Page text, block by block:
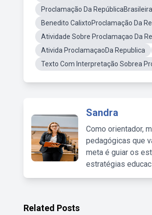
Proclamação Da RepúblicaBrasileira
Benedito CalixtoProclamação Da
Atividade Sobre Proclamaçao Da
Ativida ProclamaçaoDa Republica
Texto Com Interpretação Sobrea
Sandra
Como orientador,
pedagógicas que
meta é guiar os
estratégias
Related Posts